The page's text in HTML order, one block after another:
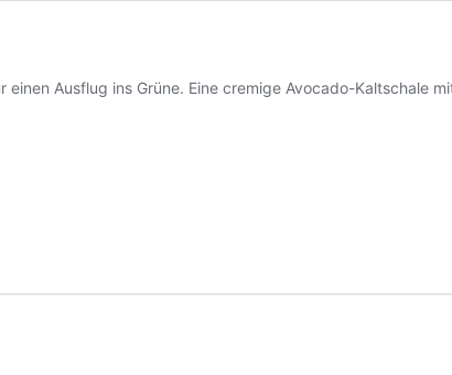
Ausflug ins Grüne. Eine cremige Avocado-Kaltschale